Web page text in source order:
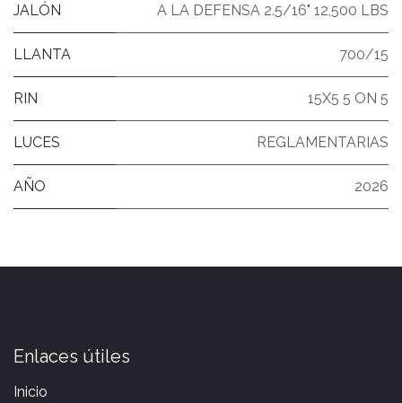
JALÓN A LA DEFENSA 2.5/16" 12,500 LBS
LLANTA 700/15
RIN 15X5 5 ON 5
LUCES REGLAMENTARIAS
AÑO 2026
Enlaces útiles
Inicio